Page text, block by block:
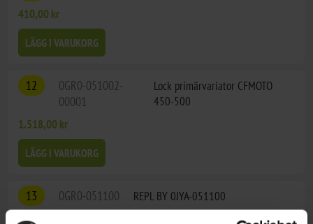
410,00 kr
LÄGG I VARUKORG
12
0GR0-051002-
00001
Lock primärvariator CFMOTO
450-500
1.518,00 kr
LÄGG I VARUKORG
13 0GR0-051100
REPL BY 0JYA-051100
2.417,00 kr